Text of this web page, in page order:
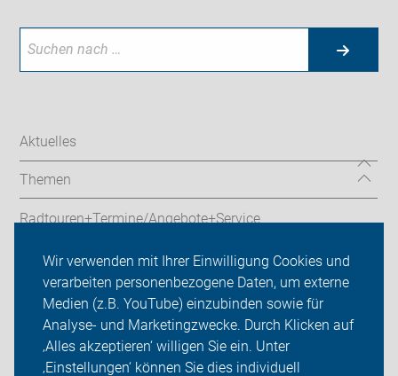
Wir verwenden mit Ihrer Einwilligung Cookies und
verarbeiten personenbezogene Daten, um externe
Medien (z.B. YouTube) einzubinden sowie für
Analyse- und Marketingzwecke. Durch Klicken auf
‚Alles akzeptieren‘ willigen Sie ein. Unter
‚Einstellungen‘ können Sie dies individuell
Aktuelles
Themen
Radtouren+Termine/Angebote+Service
ADFC Mettmann
Sei dabei
Presse